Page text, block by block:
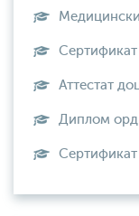
Аттестат
Диплом
Сертификат